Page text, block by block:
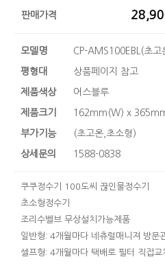
판매가격
모델명 CP-AMS100EBL(초고
평형대 상품페이지 참고
제품색상 어스블루
제품크기 162mm(W) x
부가기능 (초고온,초소형)
상세문의 1588-0838
쿠쿠정수기 100도씨 끊인물정수기
초소형정수기
조리수벨브 무상설치가능제품
일반형: 4개월마다 네츄럴매니져 방문
셀프형: 4개월마다 택배로 필터 직접교